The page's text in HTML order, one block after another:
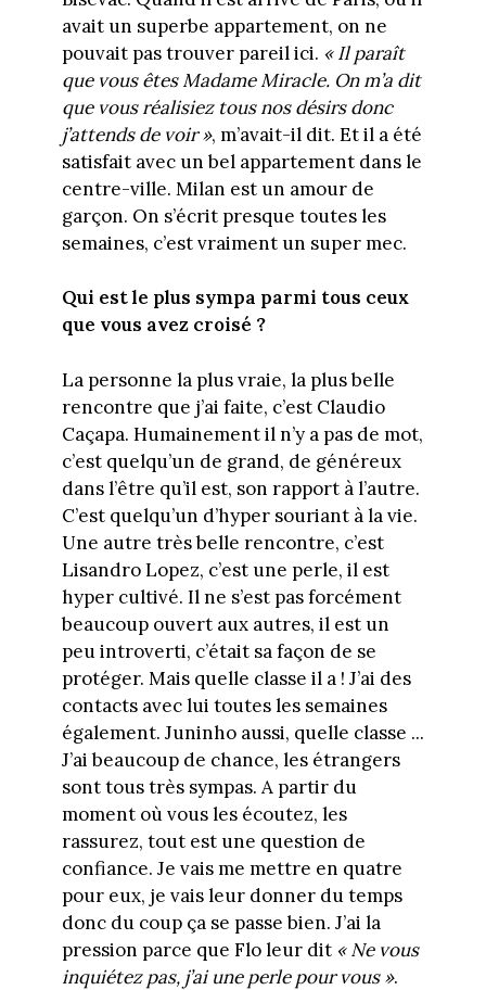
avait un superbe appartement, on ne
pouvait pas trouver pareil ici. « Il paraît
que vous êtes Madame Miracle. On m’a dit
que vous réalisiez tous nos désirs donc
j’attends de voir », m’avait-il dit. Et il a été
satisfait avec un bel appartement dans le
centre-ville. Milan est un amour de
garçon. On s’écrit presque toutes les
semaines, c’est vraiment un super mec.
Qui est le plus sympa parmi tous ceux
que vous avez croisé ?
La personne la plus vraie, la plus belle
rencontre que j’ai faite, c’est Claudio
Caçapa. Humainement il n’y a pas de mot,
c’est quelqu’un de grand, de généreux
dans l’être qu’il est, son rapport à l’autre.
C’est quelqu’un d’hyper souriant à la vie.
Une autre très belle rencontre, c’est
Lisandro Lopez, c’est une perle, il est
hyper cultivé. Il ne s’est pas forcément
beaucoup ouvert aux autres, il est un
peu introverti, c’était sa façon de se
protéger. Mais quelle classe il a ! J’ai des
contacts avec lui toutes les semaines
également. Juninho aussi, quelle classe ...
J’ai beaucoup de chance, les étrangers
sont tous très sympas. A partir du
moment où vous les écoutez, les
rassurez, tout est une question de
confiance. Je vais me mettre en quatre
pour eux, je vais leur donner du temps
donc du coup ça se passe bien. J’ai la
pression parce que Flo leur dit « Ne vous
inquiétez pas, j’ai une perle pour vous ».